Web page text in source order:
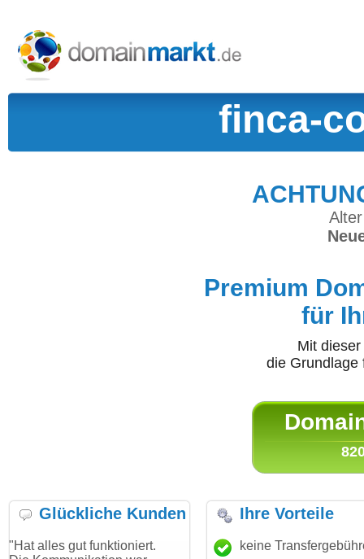
finca-
Premium
für
Mit
die
Glückliche Kunden
funktioniert.
"Danke für den schnellen
"Ich bin
Ihre Vorteile
keine